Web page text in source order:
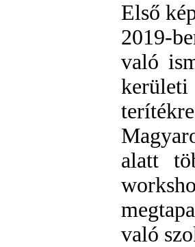
Első
2019-
való
kerületi
alatt
való